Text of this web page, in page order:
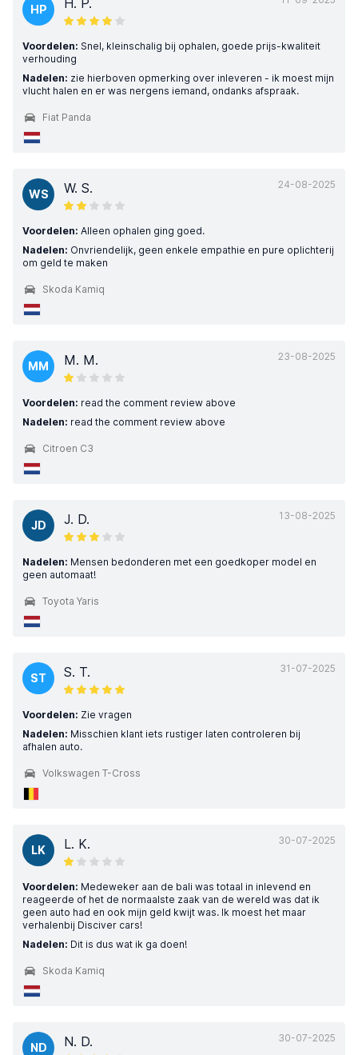
HP H. P.
Voordelen: Snel, kleinschalig bij ophalen, goede prijs-kwaliteit
verhouding
Nadelen: zie hierboven opmerking over inleveren - ik moest mijn
vlucht halen en er was nergens iemand, ondanks afspraak.
Fiat Panda
24-08-2025
WS W. S.
Voordelen: Alleen ophalen ging goed.
Nadelen: Onvriendelijk, geen enkele empathie en pure oplichterij
om geld te maken
Skoda Kamiq
23-08-2025
MM M. M.
Voordelen: read the comment review above
Nadelen: read the comment review above
Citroen C3
13-08-2025
JD J. D.
Nadelen: Mensen bedonderen met een goedkoper model en
geen automaat!
Toyota Yaris
31-07-2025
ST S. T.
Voordelen: Zie vragen
Nadelen: Misschien klant iets rustiger laten controleren bij
afhalen auto.
Volkswagen T-Cross
30-07-2025
LK L. K.
Voordelen: Medeweker aan de bali was totaal in inlevend en
reageerde of het de normaalste zaak van de wereld was dat ik
geen auto had en ook mijn geld kwijt was. Ik moest het maar
verhalenbij Disciver cars!
Nadelen: Dit is dus wat ik ga doen!
Skoda Kamiq
30-07-2025
ND N. D.